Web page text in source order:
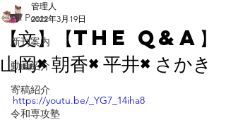
All Posts
新刊案内
動画紹介
寄稿紹介
令和専攻塾
【文】【The Q&A】
山岡×朝香×平井×さかき
管理人
2022年3月19日
https://youtu.be/_YG7_14iha8